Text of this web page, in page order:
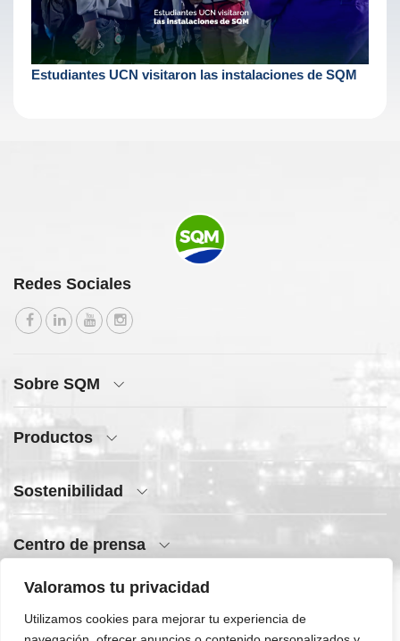
Valoramos tu privacidad
Utilizamos cookies para mejorar tu experiencia de
Estudiantes UCN visitaron las instalaciones de SQM
Redes Sociales
Sobre SQM
Productos
Sostenibilidad
Centro de prensa
Acceso rápido